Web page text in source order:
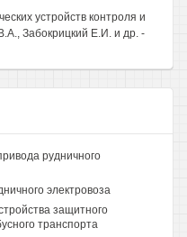
устройств контроля и
Забокрицкий Е.И. и др. -
рудничного
электровоза
защитного
транспорта